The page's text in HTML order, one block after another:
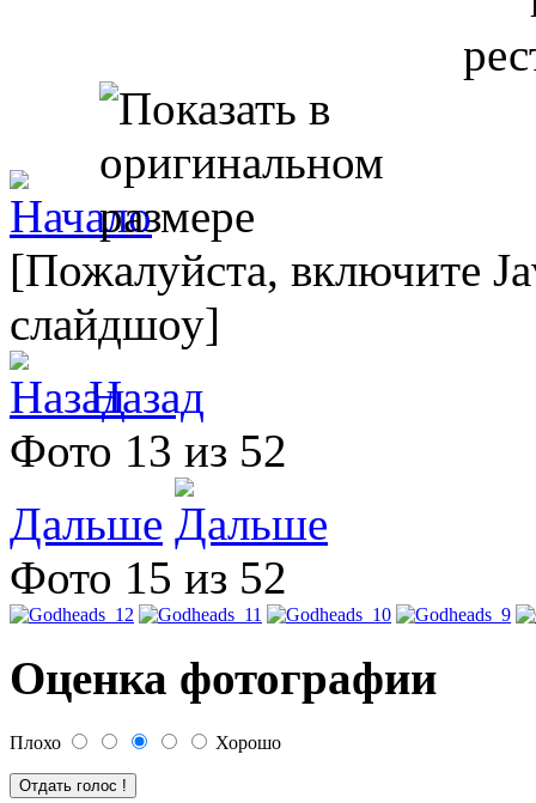
[Пожалуйста, включите
слайдшоу]
Назад
Фото 13 из 52
Дальше
Фото 15 из 52
Оценка фотографии
Плохо Хорошо